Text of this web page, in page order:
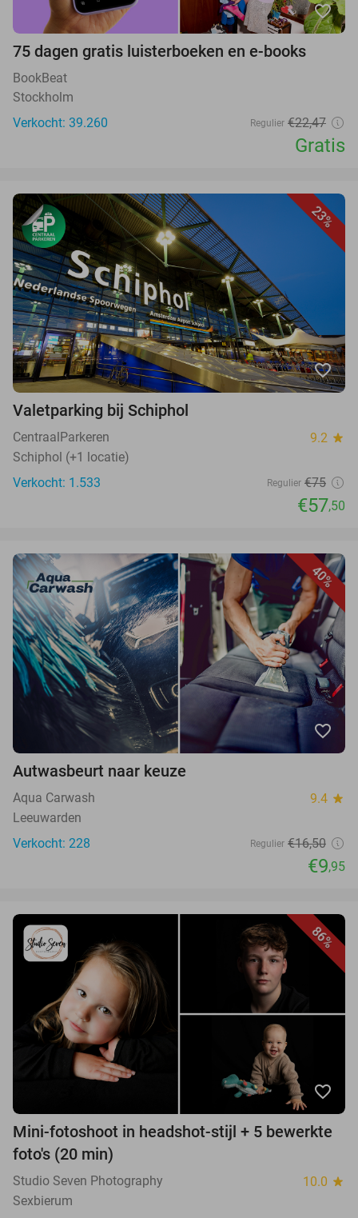
favorite_border
75 dagen gratis luisterboeken en e-books
BookBeat
Stockholm
Verkocht: 39.260
Regulier €22,47
Gratis
23%
favorite_border
Valetparking bij Schiphol
CentraalParkeren 9.2 star
Schiphol (+1 locatie)
Verkocht: 1.533
Regulier €75
€57,50
40%
favorite_border
Autwasbeurt naar keuze
Aqua Carwash 9.4 star
Leeuwarden
Verkocht: 228
Regulier €16,50
€9,95
86%
favorite_border
Mini-fotoshoot in headshot-stijl + 5 bewerkte
foto's (20 min)
Studio Seven Photography 10.0 star
Sexbierum